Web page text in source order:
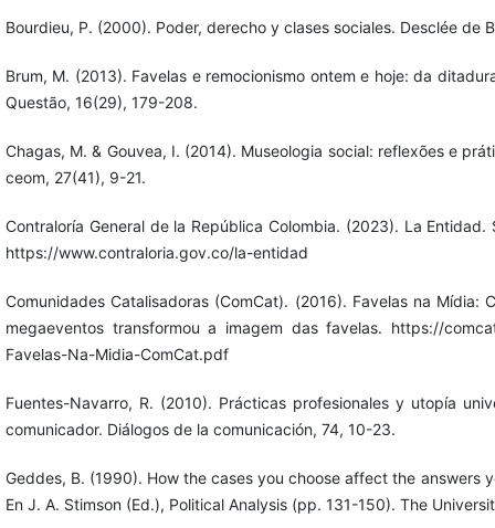
Bourdieu, P. (2000). Poder, derecho y clases sociales. Desclée de
Brum, M. (2013). Favelas e remocionismo ontem e hoje: da
Questão, 16(29), 179-208.
Chagas, M. & Gouvea, I. (2014). Museologia social: reflexões e
ceom, 27(41), 9-21.
Contraloría General de la República Colombia. (2023). La
https://www.contraloria.gov.co/la-entidad
Comunidades Catalisadoras (ComCat). (2016). Favelas na
megaeventos transformou a imagem das favelas. https://
Favelas-Na-Midia-ComCat.pdf
Fuentes-Navarro, R. (2010). Prácticas profesionales y utopía
comunicador. Diálogos de la comunicación, 74, 10-23.
Geddes, B. (1990). How the cases you choose affect the answers
En J. A. Stimson (Ed.), Political Analysis (pp. 131-150). The